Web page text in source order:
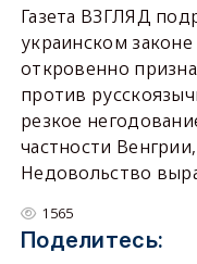
Газета ВЗГЛЯД
украинском
откровенно
против
резкое
частности
Недовольство
1565
Поделитесь: